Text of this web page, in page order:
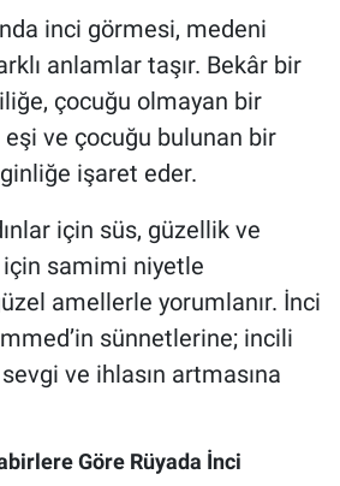
inci görmesi, medeni
anlamlar taşır. Bekâr bir
çocuğu olmayan bir
eşi ve çocuğu bulunan bir
işaret eder.
için süs, güzellik ve
samimi niyetle
amellerle yorumlanır. İnci
sünnetlerine; incili
ve ihlasın artmasına
Göre Rüyada İnci